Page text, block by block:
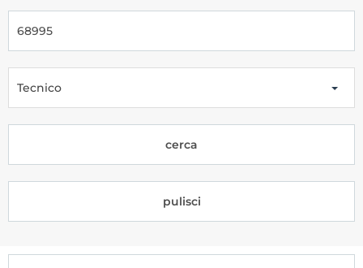
Tesseramento
Licenze WT
Formazione
Rivista Olympic Dream
Links
Tecnico
cerca
pulisci